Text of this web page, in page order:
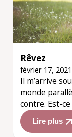
Rêvez
février 17, 2021
Il m’arrive
monde
contre. Est-
Lire plus